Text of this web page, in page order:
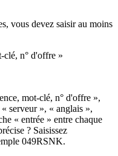
vous devez saisir au moins
clé, n° d'offre »
mot-clé, n° d'offre »,
serveur », « anglais »,
« entrée » entre chaque
? Saisissez
049RSNK.